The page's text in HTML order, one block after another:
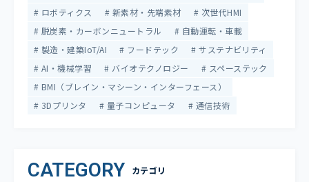
ロボティクス
新素材・先端素材
次世代HMI
脱炭素・カーボンニュートラル
自動運転・車載
製造・建築IoT/AI
フードテック
サステナビリティ
AI・機械学習
バイオテクノロジー
スペーステック
BMI（ブレイン・マシーン・インターフェース）
3Dプリンタ
量子コンピュータ 通信技術
CATEGORY カテゴリ